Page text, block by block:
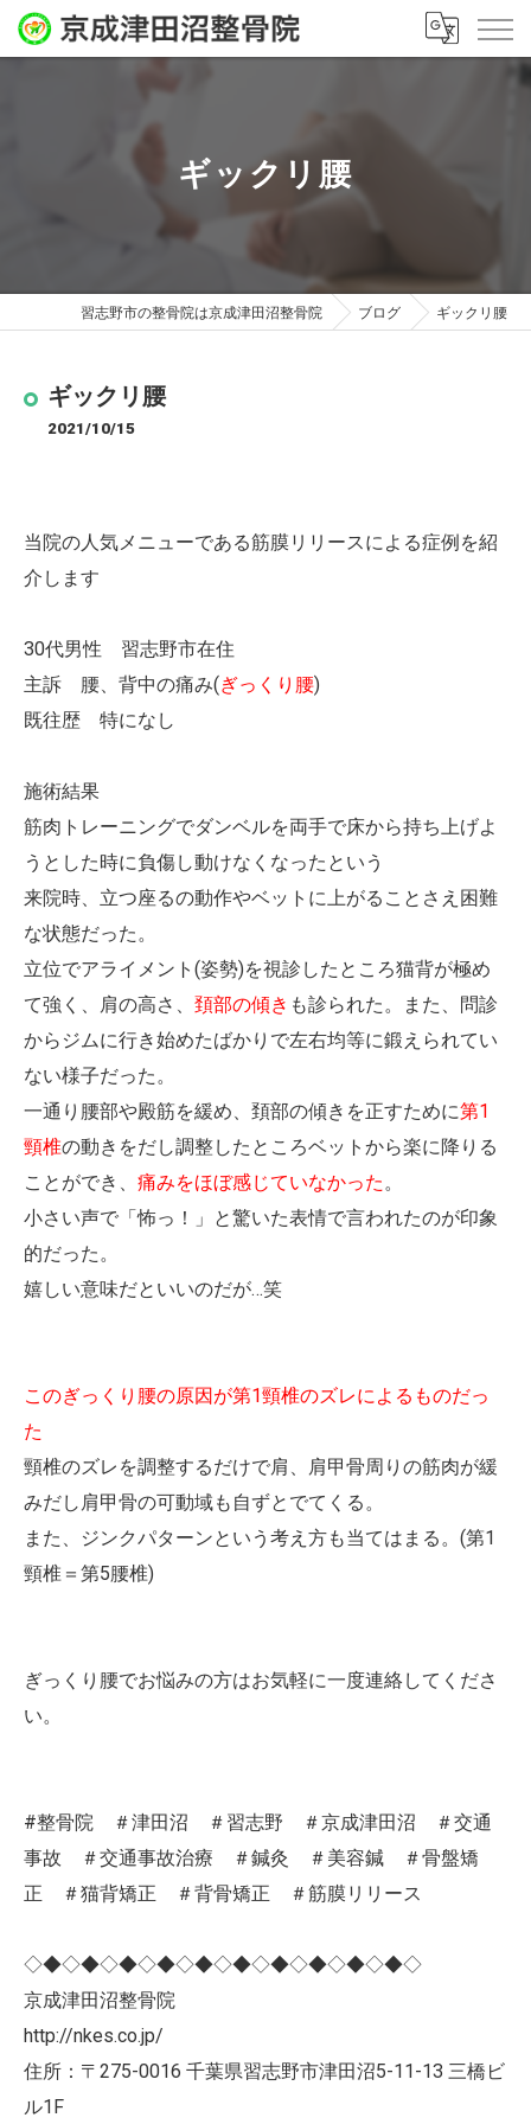
ギックリ腰
習志野市の整骨院は京成津田沼整骨院 ブログ ギックリ腰
ギックリ腰
2021/10/15
当院の人気メニューである筋膜リリースによる症例を紹
介します
30代男性 習志野市在住
主訴 腰、背中の痛み(ぎっくり腰)
既往歴 特になし
施術結果
筋肉トレーニングでダンベルを両手で床から持ち上げよ
うとした時に負傷し動けなくなったという
来院時、立つ座るの動作やベットに上がることさえ困難
な状態だった。
立位でアライメント(姿勢)を視診したところ猫背が極め
て強く、肩の高さ、 頚部の傾き も診られた。また、問診
からジムに行き始めたばかりで左右均等に鍛えられてい
ない様子だった。
一通り腰部や殿筋を緩め、頚部の傾きを正すために第1
頸椎の動きをだし調整したところベットから楽に降りる
ことができ、 痛みをほぼ感じていなかった。
小さい声で「怖っ！」と驚いた表情で言われたのが印象
的だった。
嬉しい意味だといいのだが…笑
このぎっくり腰の原因が第1頸椎のズレによるものだっ
た
頸椎のズレを調整するだけで肩、肩甲骨周りの筋肉が緩
みだし肩甲骨の可動域も自ずとでてくる。
また、ジンクパターンという考え方も当てはまる。(第1
頸椎＝第5腰椎)
ぎっくり腰でお悩みの方はお気軽に一度連絡してくださ
い。
#整骨院 ＃津田沼 ＃習志野 ＃京成津田沼 ＃交通
事故 ＃交通事故治療 ＃鍼灸 ＃美容鍼 ＃骨盤矯
正 ＃猫背矯正 ＃背骨矯正 ＃筋膜リリース
◇◆◇◆◇◆◇◆◇◆◇◆◇◆◇◆◇◆◇◆◇
京成津田沼整骨院
http://nkes.co.jp/
住所：〒275-0016 千葉県習志野市津田沼5-11-13 三橋ビ
ル1F